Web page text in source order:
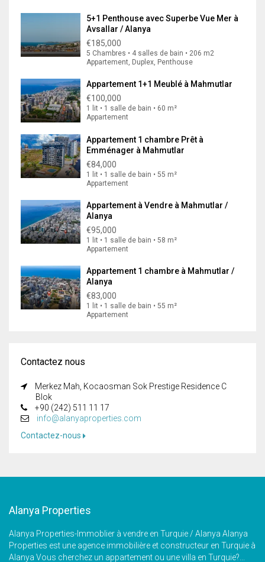
5+1 Penthouse avec Superbe Vue Mer à
Avsallar / Alanya
€185,000
5 Chambres • 4 salles de bain • 206 m2
Appartement, Duplex, Penthouse
Appartement 1+1 Meublé à Mahmutlar
€100,000
1 lit • 1 salle de bain • 60 m²
Appartement
Appartement 1 chambre Prêt à
Emménager à Mahmutlar
€84,000
1 lit • 1 salle de bain • 55 m²
Appartement
Appartement à Vendre à Mahmutlar /
Alanya
€95,000
1 lit • 1 salle de bain • 58 m²
Appartement
Appartement 1 chambre à Mahmutlar /
Alanya
€83,000
1 lit • 1 salle de bain • 55 m²
Appartement
Contactez nous
Merkez Mah, Kocaosman Sok Prestige Residence C
Blok
+90 (242) 511 11 17
info@alanyaproperties.com
Contactez-nous
Alanya Properties
Alanya Properties-Immoblier à vendre en Turquie / Alanya Alanya
Properties est une agence immobilière et constructeur en Turquie à
Alanya Vous cherchez un appartement ou une villa en Turquie?...